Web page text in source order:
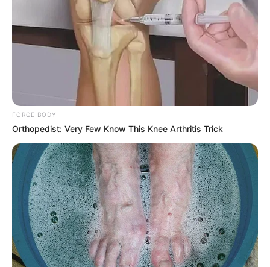
FORGE BODY
Orthopedist: Very Few Know This Knee Arthritis Trick